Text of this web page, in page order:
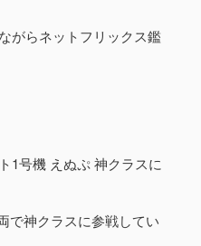
がらネットフリックス鑑
1号機 えぬぷ 神クラスに
で神クラスに参戦してい